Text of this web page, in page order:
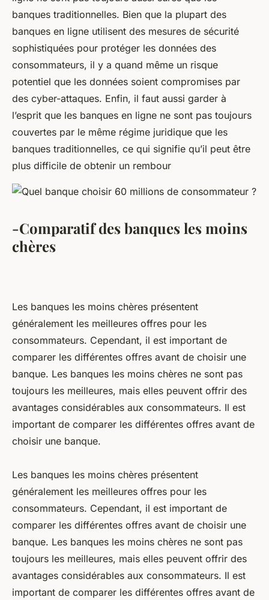
banques traditionnelles. Bien que la plupart des
banques en ligne utilisent des mesures de sécurité
sophistiquées pour protéger les données des
consommateurs, il y a quand même un risque
potentiel que les données soient compromises par
des cyber-attaques. Enfin, il faut aussi garder à
l’esprit que les banques en ligne ne sont pas toujours
couvertes par le même régime juridique que les
banques traditionnelles, ce qui signifie qu’il peut être
plus difficile de obtenir un rembour
-Comparatif des banques les moins
chères
Les banques les moins chères présentent
généralement les meilleures offres pour les
consommateurs. Cependant, il est important de
comparer les différentes offres avant de choisir une
banque. Les banques les moins chères ne sont pas
toujours les meilleures, mais elles peuvent offrir des
avantages considérables aux consommateurs. Il est
important de comparer les différentes offres avant de
choisir une banque.
Les banques les moins chères présentent
généralement les meilleures offres pour les
consommateurs. Cependant, il est important de
comparer les différentes offres avant de choisir une
banque. Les banques les moins chères ne sont pas
toujours les meilleures, mais elles peuvent offrir des
avantages considérables aux consommateurs. Il est
important de comparer les différentes offres avant de